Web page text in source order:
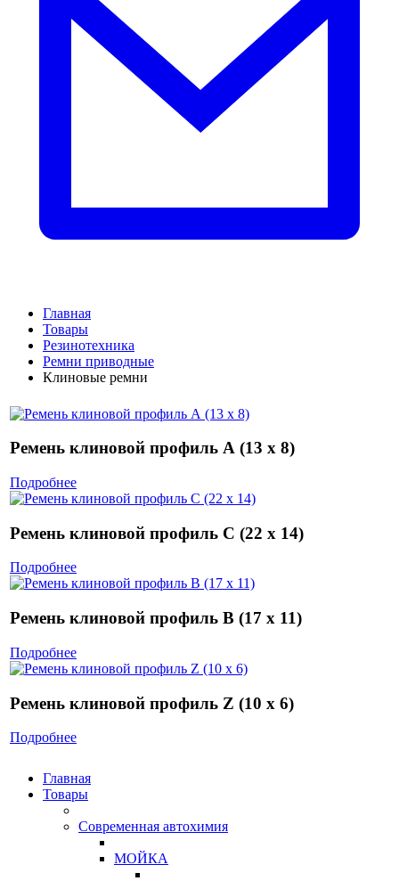
Главная
Товары
Резинотехника
Ремни приводные
Клиновые ремни
Ремень клиновой профиль А (13 х 8)
Подробнее
Ремень клиновой профиль С (22 х 14)
Подробнее
Ремень клиновой профиль B (17 х 11)
Подробнее
Ремень клиновой профиль Z (10 х 6)
Подробнее
Главная
Товары
Современная автохимия
МОЙКА